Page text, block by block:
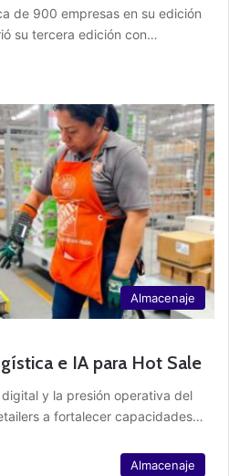
de 900 empresas en su edición
su tercera edición con…
Almacenaje
e IA para Hot Sale
y la presión operativa del
a fortalecer capacidades…
Almacenaje